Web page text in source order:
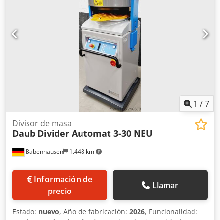
1 /7
Babenhausen 1.448 km
Divisor de masa
Daub Divider Automat 3-30 NEU
Información de
precio
Llamar
Estado: nuevo, Año de fabricación: 2026, Funcionalidad: